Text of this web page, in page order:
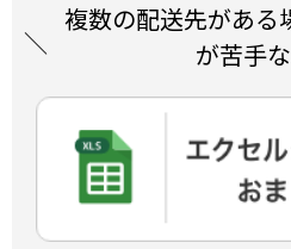
複数の配送先がある
が苦手